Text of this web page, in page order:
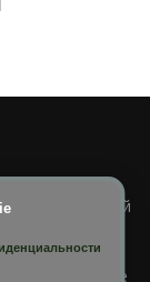
материала
индексируемой
. На платформе